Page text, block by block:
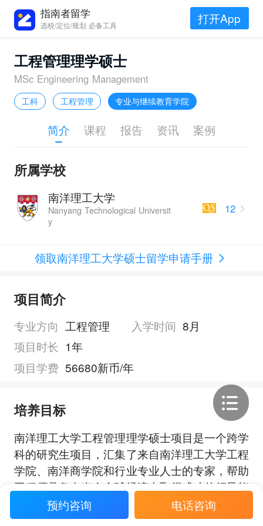
指南者留学
选校/定位/规划 必备工具 打开App
工程管理理学硕士
MSc Engineering Management
工科 工程管理 专业与继续教育学院
简介 课程 报告 资讯 案例
所属学校
南洋理工大学
Nanyang Technological Universit
y
12
领取南洋理工大学硕士留学申请手册
项目简介
专业方向 工程管理 入学时间 8月
项目时长 1年
项目学费 56680新币/年
培养目标
南洋理工大学工程管理理学硕士项目是一个跨学
科的研究生项目，汇集了来自南洋理工大学工程
学院、南洋商学院和行业专业人士的专家，帮助
工程师具备在当今全球经济中取得成功的领导能
力、商业能力和创新能力，通过将技术专长与基
本的管理能力相结合，课程侧重于项目管理、人
预约咨询 电话咨询